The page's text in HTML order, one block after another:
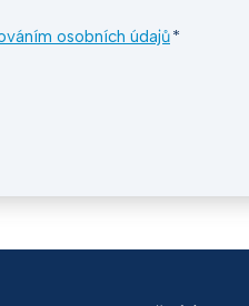
osobních údajů*